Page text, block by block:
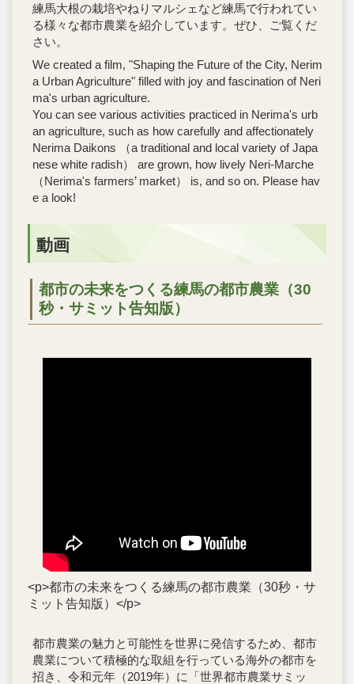
練馬大根の栽培やねりマルシェなど練馬で行われてい
る様々な都市農業を紹介しています。ぜひ、ご覧くだ
さい。
We created a film, "Shaping the Future of the City, Nerim
a Urban Agriculture" filled with joy and fascination of Neri
ma's urban agriculture.
You can see various activities practiced in Nerima's urb
an agriculture, such as how carefully and affectionately
Nerima Daikons （a traditional and local variety of Japa
nese white radish） are grown, how lively Neri-Marche
（Nerima's farmers’ market） is, and so on. Please hav
e a look!
動画
都市の未来をつくる練馬の都市農業（30
秒・サミット告知版）
<p>都市の未来をつくる練馬の都市農業（30秒・サ
ミット告知版）</p>
都市農業の魅力と可能性を世界に発信するため、都市
農業について積極的な取組を行っている海外の都市を
招き、令和元年（2019年）に「世界都市農業サミッ